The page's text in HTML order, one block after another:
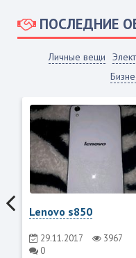
ПОСЛЕДНИЕ
Личные вещи
Lenovo s850
29.11.2017
3967
0